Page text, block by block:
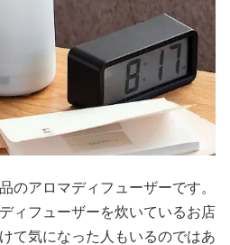
のアロマディフューザーです。
ィフューザーを炊いているお店
て気になった人もいるのではあ